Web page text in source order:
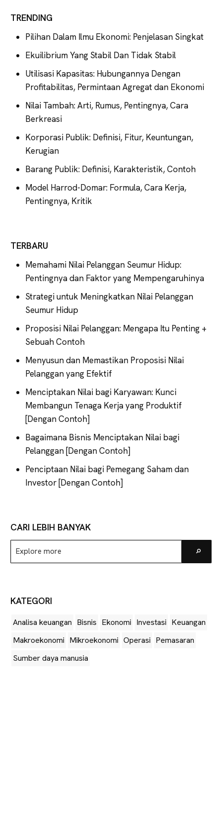
TRENDING
Pilihan Dalam Ilmu Ekonomi: Penjelasan Singkat
Ekuilibrium Yang Stabil Dan Tidak Stabil
Utilisasi Kapasitas: Hubungannya Dengan
Profitabilitas, Permintaan Agregat dan Ekonomi
Nilai Tambah: Arti, Rumus, Pentingnya, Cara
Berkreasi
Korporasi Publik: Definisi, Fitur, Keuntungan,
Kerugian
Barang Publik: Definisi, Karakteristik, Contoh
Model Harrod-Domar: Formula, Cara Kerja,
Pentingnya, Kritik
TERBARU
Memahami Nilai Pelanggan Seumur Hidup:
Pentingnya dan Faktor yang Mempengaruhinya
Strategi untuk Meningkatkan Nilai Pelanggan
Seumur Hidup
Proposisi Nilai Pelanggan: Mengapa Itu Penting +
Sebuah Contoh
Menyusun dan Memastikan Proposisi Nilai
Pelanggan yang Efektif
Menciptakan Nilai bagi Karyawan: Kunci
Membangun Tenaga Kerja yang Produktif
[Dengan Contoh]
Bagaimana Bisnis Menciptakan Nilai bagi
Pelanggan [Dengan Contoh]
Penciptaan Nilai bagi Pemegang Saham dan
Investor [Dengan Contoh]
CARI LEBIH BANYAK
Explore
more
KATEGORI
Analisa keuangan Bisnis Ekonomi Investasi Keuangan
Makroekonomi Mikroekonomi Operasi Pemasaran
Sumber daya manusia